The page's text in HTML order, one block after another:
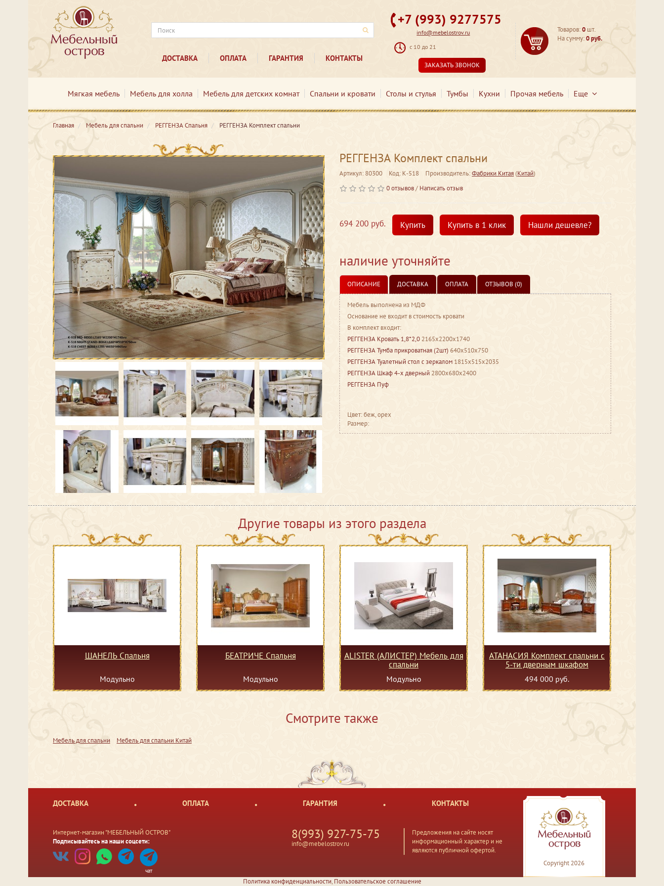
ДОСТАВКА ОПЛАТА ГАРАНТИЯ КОНТАКТЫ
+7 (993) 9277575
info@mebelostrov.ru
с 10 до 21
ЗАКАЗАТЬ ЗВОНОК
Товаров:0 шт.
На сумму:0 руб.
Мягкая мебель Мебель для холла Мебель для детских комнат Спальни и кровати Столы и стулья Тумбы Кухни Прочая мебель Еще
Главная Мебель для спальни РЕГГЕНЗА Cпальня РЕГГЕНЗА Комплект спальни
РЕГГЕНЗА Комплект спальни
Артикул: 80300 Код: К-518 Производитель:Фабрики Китая(Китай)
0 отзывов/ Написать отзыв
694 200 руб. Купить Купить в 1 клик Нашли дешевле?
наличие уточняйте
ОПИСАНИЕ ДОСТАВКА ОПЛАТА ОТЗЫВОВ (0)
Мебель выполнена из МДФ
Основание не входит в стоимость кровати
В комплект входит:
РЕГГЕНЗА Кровать 1,8*2,0 2165x2200x1740
РЕГГЕНЗА Тумба прикроватная (2шт) 640x510x750
РЕГГЕНЗА Туалетный стол с зеркалом 1815x515x2035
РЕГГЕНЗА Шкаф 4-х дверный 2800x680x2400
РЕГГЕНЗА Пуф
Цвет: беж, орех
Размер:
Другие товары из этого раздела
ШАНЕЛЬ Спальня
Модульно
БЕАТРИЧЕ Спальня
Модульно
ALISTER (АЛИСТЕР) Мебель для
спальни
Модульно
АТАНАСИЯ Комплект спальни с
5-ти дверным шкафом
494 000 руб.
Смотрите также
Мебель для спальни Мебель для спальни Китай
ДОСТАВКА ОПЛАТА ГАРАНТИЯ КОНТАКТЫ
Интернет-магазин "МЕБЕЛЬНЫЙ ОСТРОВ"
Подписывайтесь на наши соцсети:
чат
8(993) 927-75-75
info@mebelostrov.ru
Предложения на сайте носят
информационный характер и не
являются публичной офертой.
Copyright 2026
Политика конфиденциальности,Пользовательское соглашение